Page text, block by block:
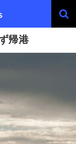
帰港